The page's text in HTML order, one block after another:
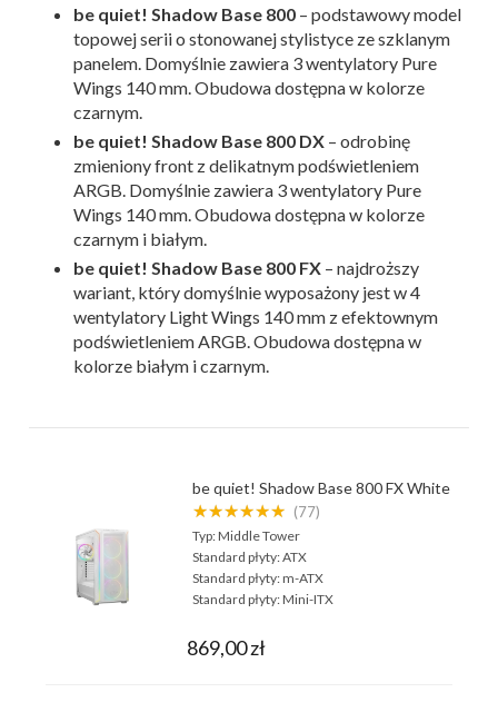
be quiet! Shadow Base 800 – podstawowy model
topowej serii o stonowanej stylistyce ze szklanym
panelem. Domyślnie zawiera 3 wentylatory Pure
Wings 140 mm. Obudowa dostępna w kolorze
czarnym.
be quiet! Shadow Base 800 DX – odrobinę
zmieniony front z delikatnym podświetleniem
ARGB. Domyślnie zawiera 3 wentylatory Pure
Wings 140 mm. Obudowa dostępna w kolorze
czarnym i białym.
be quiet! Shadow Base 800 FX – najdroższy
wariant, który domyślnie wyposażony jest w 4
wentylatory Light Wings 140 mm z efektownym
podświetleniem ARGB. Obudowa dostępna w
kolorze białym i czarnym.
be quiet! Shadow Base 800 FX White
★★★★★★ (77)
Typ:Middle Tower
Standard płyty:ATX
Standard płyty:m-ATX
Standard płyty:Mini-ITX
869,00 zł